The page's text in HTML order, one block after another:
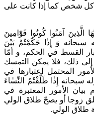
شخص كما إذا كانت على
الَّذِينَ آمَنُوا كُونُوا قَوّٰامِينَ
سبحانه وَ إِذٰا حَكَمْتُمْ بَيْنَ
القسط في الحكم، و أمّا
إلى ذلك، فلا يمكن التمسك
المحتمل اعتبارها في
سبحانه إِذٰا طَلَّقْتُمُ النِّسٰاءَ
الأمور المعتبرة في
زوجا أو يصحّ طلاق الولي
طلاق الولي.